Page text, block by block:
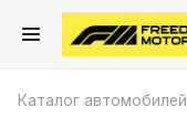
Каталог автомобилей